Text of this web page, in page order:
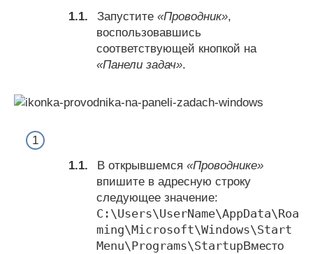
Запустите «Проводник»,
воспользовавшись
соответствующей кнопкой на
«Панели задач».
В открывшемся «Проводнике»
впишите в адресную строку
следующее значение:
C:\Users\UserName\AppData\Roa
ming\Microsoft\Windows\Start
Menu\Programs\StartupВместо